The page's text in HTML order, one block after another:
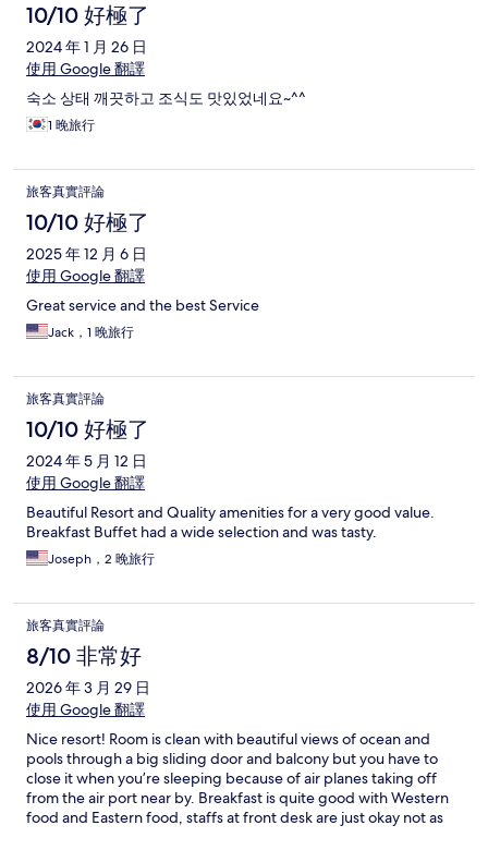
10/10 好極了
2024 年 1 月 26 日
使用 Google 翻譯
숙소 상태 깨끗하고 조식도 맛있었네요~^^
1 晚旅行
旅客真實評論
10/10 好極了
2025 年 12 月 6 日
使用 Google 翻譯
Great service and the best Service
Jack，1 晚旅行
旅客真實評論
10/10 好極了
2024 年 5 月 12 日
使用 Google 翻譯
Beautiful Resort and Quality amenities for a very good value.
Breakfast Buffet had a wide selection and was tasty.
Joseph，2 晚旅行
旅客真實評論
8/10 非常好
2026 年 3 月 29 日
使用 Google 翻譯
Nice resort! Room is clean with beautiful views of ocean and
pools through a big sliding door and balcony but you have to
close it when you’re sleeping because of air planes taking off
from the air port near by. Breakfast is quite good with Western
food and Eastern food, staffs at front desk are just okay not as